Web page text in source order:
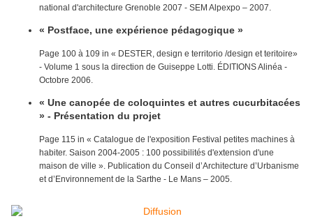
national d'architecture Grenoble 2007 - SEM Alpexpo – 2007.
« Postface, une expérience pédagogique »
Page 100 à 109 in « DESTER, design e territorio /design et teritoire»
- Volume 1 sous la direction de Guiseppe Lotti. ÉDITIONS Alinéa -
Octobre 2006.
« Une canopée de coloquintes et autres cucurbitacées
» - Présentation du projet
Page 115 in « Catalogue de l'exposition Festival petites machines à
habiter. Saison 2004-2005 : 100 possibilités d'extension d'une
maison de ville ». Publication du Conseil d’Architecture d’Urbanisme
et d’Environnement de la Sarthe - Le Mans – 2005.